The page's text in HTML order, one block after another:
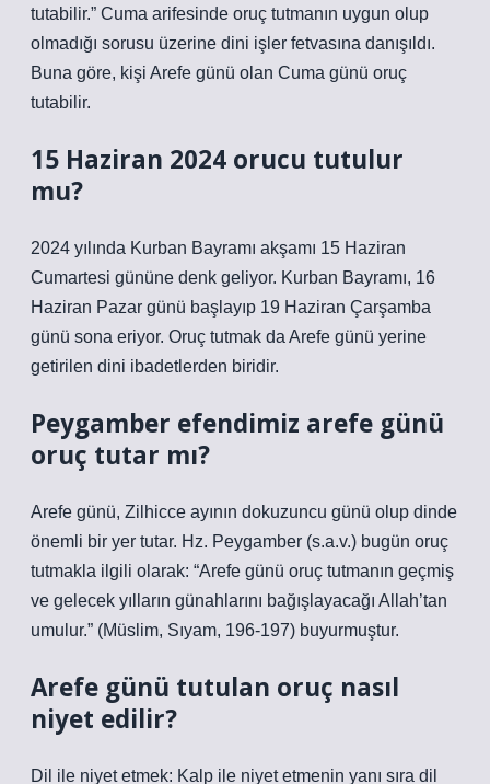
tutabilir.” Cuma arifesinde oruç tutmanın uygun olup
olmadığı sorusu üzerine dini işler fetvasına danışıldı.
Buna göre, kişi Arefe günü olan Cuma günü oruç
tutabilir.
15 Haziran 2024 orucu tutulur
mu?
2024 yılında Kurban Bayramı akşamı 15 Haziran
Cumartesi gününe denk geliyor. Kurban Bayramı, 16
Haziran Pazar günü başlayıp 19 Haziran Çarşamba
günü sona eriyor. Oruç tutmak da Arefe günü yerine
getirilen dini ibadetlerden biridir.
Peygamber efendimiz arefe günü
oruç tutar mı?
Arefe günü, Zilhicce ayının dokuzuncu günü olup dinde
önemli bir yer tutar. Hz. Peygamber (s.a.v.) bugün oruç
tutmakla ilgili olarak: “Arefe günü oruç tutmanın geçmiş
ve gelecek yılların günahlarını bağışlayacağı Allah’tan
umulur.” (Müslim, Sıyam, 196-197) buyurmuştur.
Arefe günü tutulan oruç nasıl
niyet edilir?
Dil ile niyet etmek: Kalp ile niyet etmenin yanı sıra dil